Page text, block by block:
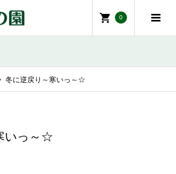
0
冬に逆戻り～寒いっ～☆
いっ～☆